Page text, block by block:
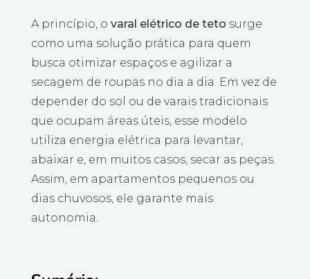
A princípio, o varal elétrico de teto surge
como uma solução prática para quem
busca otimizar espaços e agilizar a
secagem de roupas no dia a dia. Em vez de
depender do sol ou de varais tradicionais
que ocupam áreas úteis, esse modelo
utiliza energia elétrica para levantar,
abaixar e, em muitos casos, secar as peças.
Assim, em apartamentos pequenos ou
dias chuvosos, ele garante mais
autonomia.